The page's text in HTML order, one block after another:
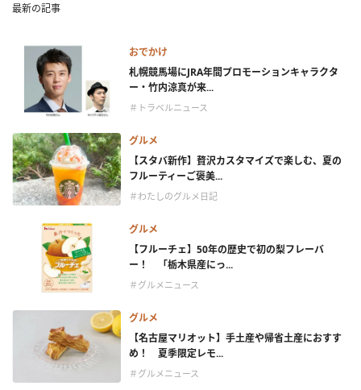
最新の記事
おでかけ
札幌競馬場にJRA年間プロモーションキャラクタ
ー・竹内涼真が来...
＃トラベルニュース
グルメ
【スタバ新作】贅沢カスタマイズで楽しむ、夏の
フルーティーご褒美...
＃わたしのグルメ日記
グルメ
【フルーチェ】50年の歴史で初の梨フレーバ
ー！ 「栃木県産にっ...
＃グルメニュース
グルメ
【名古屋マリオット】手土産や帰省土産におすす
め！ 夏季限定レモ...
＃グルメニュース